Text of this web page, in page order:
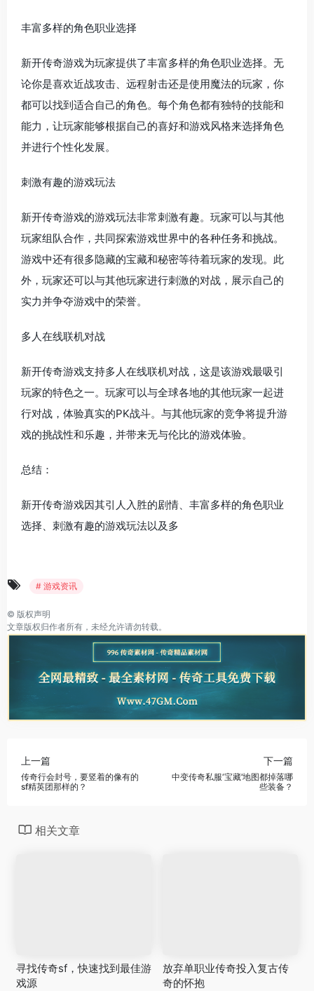
丰富多样的角色职业选择
新开传奇游戏为玩家提供了丰富多样的角色职业选择。无
论你是喜欢近战攻击、远程射击还是使用魔法的玩家，你
都可以找到适合自己的角色。每个角色都有独特的技能和
能力，让玩家能够根据自己的喜好和游戏风格来选择角色
并进行个性化发展。
刺激有趣的游戏玩法
新开传奇游戏的游戏玩法非常刺激有趣。玩家可以与其他
玩家组队合作，共同探索游戏世界中的各种任务和挑战。
游戏中还有很多隐藏的宝藏和秘密等待着玩家的发现。此
外，玩家还可以与其他玩家进行刺激的对战，展示自己的
实力并争夺游戏中的荣誉。
多人在线联机对战
新开传奇游戏支持多人在线联机对战，这是该游戏最吸引
玩家的特色之一。玩家可以与全球各地的其他玩家一起进
行对战，体验真实的PK战斗。与其他玩家的竞争将提升游
戏的挑战性和乐趣，并带来无与伦比的游戏体验。
总结：
新开传奇游戏因其引人入胜的剧情、丰富多样的角色职业
选择、刺激有趣的游戏玩法以及多
# 游戏资讯
© 版权声明
文章版权归作者所有，未经允许请勿转载。
上一篇
传奇行会封号，要竖着的像有的
sf精英团那样的？
下一篇
中变传奇私服‘宝藏’地图都掉落哪
些装备？
相关文章
寻找传奇sf，快速找到最佳游
戏源
放弃单职业传奇投入复古传
奇的怀抱